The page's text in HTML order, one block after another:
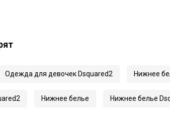
Одежда для девочек Dsquared2 Нижнее
Нижнее белье Нижнее белье